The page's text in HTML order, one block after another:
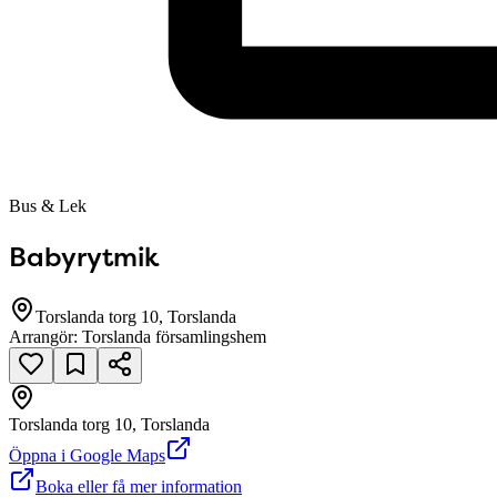
Bus & Lek
Babyrytmik
Torslanda torg 10, Torslanda
Arrangör: Torslanda församlingshem
Torslanda torg 10, Torslanda
Öppna i Google Maps
Boka eller få mer information